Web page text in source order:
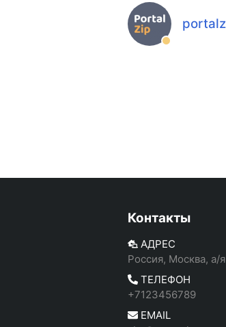
Контакты
АДРЕС
Россия, Москва, а/
ТЕЛЕФОН
+7123456789
EMAIL